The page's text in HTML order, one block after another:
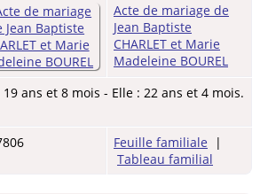
Acte de mariage de
Jean Baptiste
CHARLET et Marie
Madeleine BOUREL
19 ans et 8 mois - Elle : 22 ans et 4 mois.
Feuille familiale |
Tableau familial